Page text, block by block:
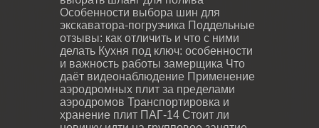
Особенности выбора шин для
экскаватора-погрузчика Поддельные
отзывы: как отличить и что с ними
делать Кухня под ключ: особенности
и важность работы замерщика Что
даёт видеонаблюдение Применение
аэродромных плит за пределами
аэродромов Транспортировка и
хранение плит ПАГ-14 Стоит ли